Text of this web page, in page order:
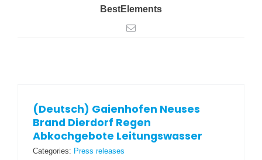
BestElements
Email
(Deutsch) Gaienhofen Neuses
Brand Dierdorf Regen
Abkochgebote Leitungswasser
Categories: Press releases